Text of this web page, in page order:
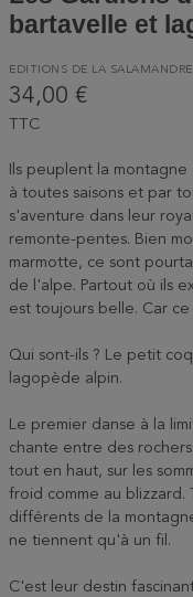
bartavelle et
EDITIONS DE LA SALAMANDRE
34,00 €
TTC
Ils peuplent la
à toutes saisons et par
s'aventure dans leur
remonte-pentes. Bien
marmotte, ce sont
de l'alpe. Partout où ils
est toujours belle. Car
Qui sont-ils ? Le petit
lagopède alpin.
Le premier danse à la
chante entre des
tout en haut, sur les
froid comme au blizzard.
différents de la
ne tiennent qu'à un fil.
C'est leur destin